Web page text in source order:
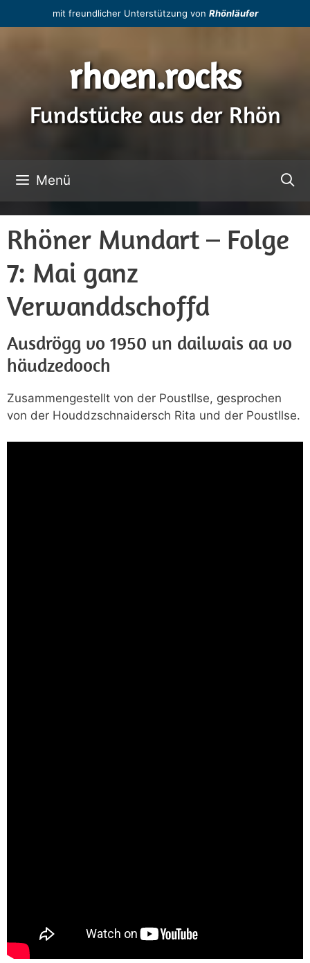
Inhalt
mit freundlicher Unterstützung von Rhönläufer
rhoen.rocks
Fundstücke aus der Rhön
Menü
Rhöner Mundart – Folge
7: Mai ganz
Verwanddschoffd
Ausdrögg vo 1950 un dailwais aa vo
häudzedooch
Zusammengestellt von der PoustIlse, gesprochen
von der Houddzschnaidersch Rita und der PoustIlse.